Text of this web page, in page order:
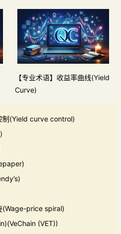
【专业术语】收益率曲线(Yield
Curve)
制(Yield curve control)
(Wage-price spiral)
(VET))